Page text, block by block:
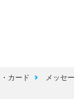
カード メッセ